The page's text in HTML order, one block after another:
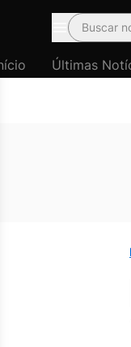
Menu
Buscar
Últimas